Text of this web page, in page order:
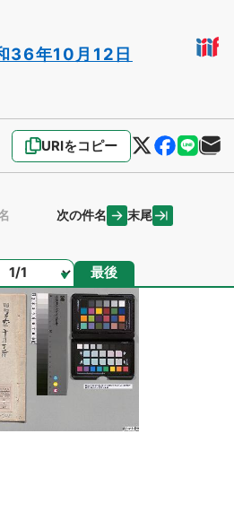
36年10月12日
URIをコピー
次の件名 末尾
ージ 最後